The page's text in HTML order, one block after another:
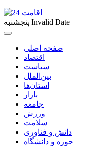
پنجشنبه Invalid Date
صفحه اصلی
اقتصاد
سیاست
بین‌الملل
استان‌ها
بازار
جامعه
ورزش
سلامت
دانش و فناوری
حوزه و دانشگاه